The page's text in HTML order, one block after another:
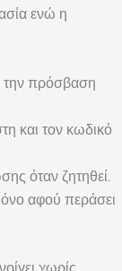
ενώ η
την πρόσβαση
και τον κωδικό
όταν ζητηθεί.
αφού περάσει